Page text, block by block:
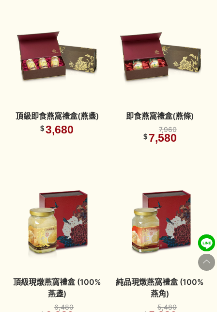
頂級即食燕窩禮盒(燕盞)
$3,680
即食燕窩禮盒(燕條)
7,960
$ 7,580
頂級現燉燕窩禮盒 (100%
燕盞)
6,480
純品現燉燕窩禮盒 (100%
燕角)
5,480